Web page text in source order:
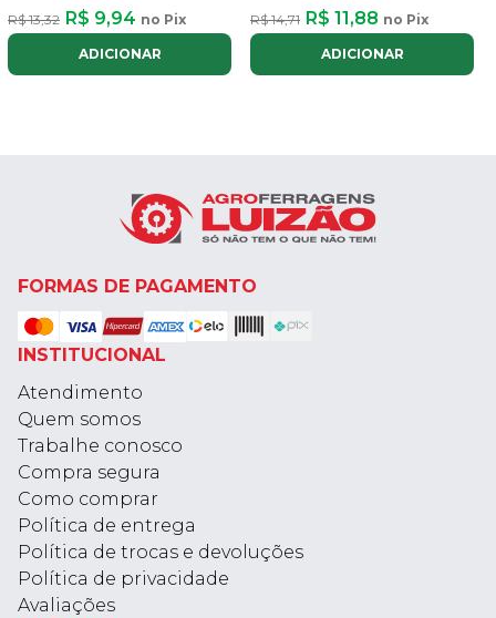
R$ 13,32 R$ 9,94 no Pix
ADICIONAR
R$ 14,71 R$ 11,88 no Pix
ADICIONAR
FORMAS DE PAGAMENTO
INSTITUCIONAL
Atendimento
Quem somos
Trabalhe conosco
Compra segura
Como comprar
Política de entrega
Política de trocas e devoluções
Política de privacidade
Avaliações